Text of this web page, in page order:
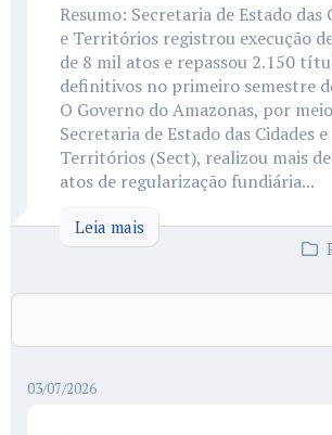
Resumo: Secretaria de Estado das
e Territórios registrou execução
de 8 mil atos e repassou 2.150
definitivos no primeiro semestre
O Governo do Amazonas, por
Secretaria de Estado das Cidades e
Territórios (Sect), realizou mais
atos de regularização fundiária...
Leia mais
03/07/2026